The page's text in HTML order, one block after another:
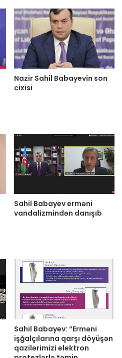
Nazir Sahil Babayevin son
cixisi
Sahil Babayev erməni
vandalizmindən danışıb
Sahil Babayev: “Erməni
işğalçılarına qarşı döyüşən
qazilərimizi elektron